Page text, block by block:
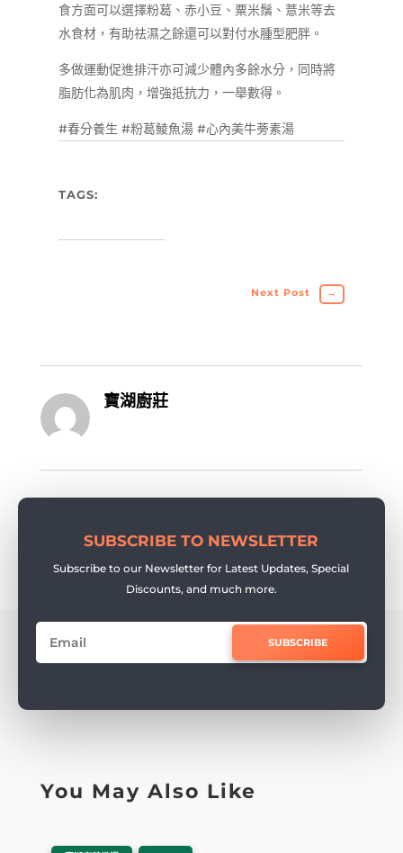
食方面可以選擇粉葛、赤小豆、粟米鬚、薏米等去
水食材，有助祛濕之餘還可以對付水腫型肥胖。
多做運動促進排汗亦可減少體內多餘水分，同時將
脂肪化為肌肉，增強抵抗力，一舉數得。
#春分養生 #粉葛鯪魚湯 #心內美牛蒡素湯
TAGS:
Next Post →
寶湖廚莊
SUBSCRIBE TO NEWSLETTER
Subscribe to our Newsletter for Latest Updates, Special
Discounts, and much more.
SUBSCRIBE
You May Also Like